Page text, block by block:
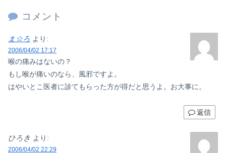
コメント
ま☆ろ より:
2006/04/02 17:17
喉の痛みはないの？
もし喉が痛いのなら、風邪ですよ。
はやいとこ医者に診てもらった方が得だと思うよ。お大事に。
返信
ひろき より:
2006/04/02 22:29